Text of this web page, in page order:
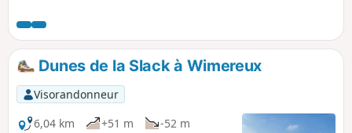
marais.
Dunes de la Slack à Wimereux
Visorandonneur
6,04 km
+51 m
-52 m